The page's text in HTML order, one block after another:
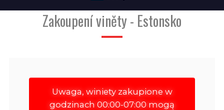
Zakoupení viněty - Estonsko
Uwaga, winiety zakupione w
godzinach 00:00-07:00 mogą